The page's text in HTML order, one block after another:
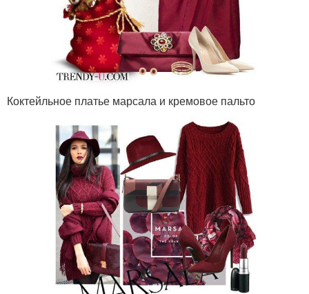
Коктейльное платье марсала и кремовое пальто